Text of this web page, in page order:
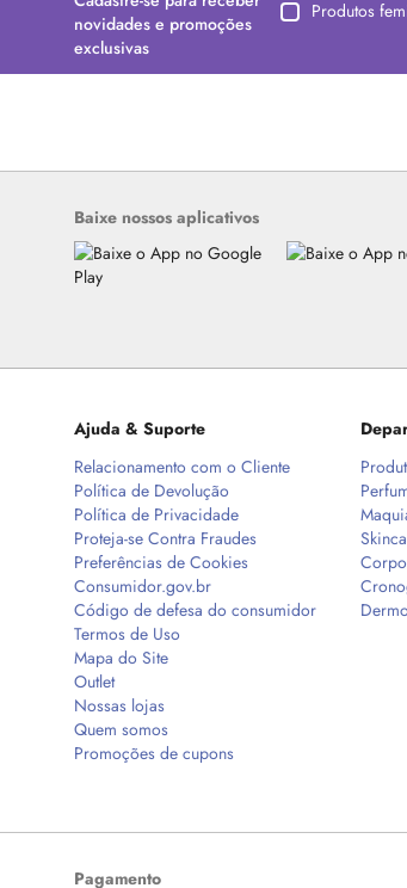
novidades e promoções
exclusivas
Produtos
Baixe nossos aplicativos
Ajuda & Suporte
Relacionamento com o Cliente
Política de Devolução
Política de Privacidade
Proteja-se Contra Fraudes
Preferências de Cookies
Consumidor.gov.br
Código de defesa do consumidor
Termos de Uso
Mapa do Site
Outlet
Nossas lojas
Quem somos
Promoções de cupons
Pagamento